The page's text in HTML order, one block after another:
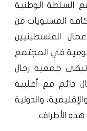
السلطة الوطنية
المستويات من
الفلسطينيين
في المجتمع
جمعية رجال
دائم مع أغلبية
والدولية
الأطراف.